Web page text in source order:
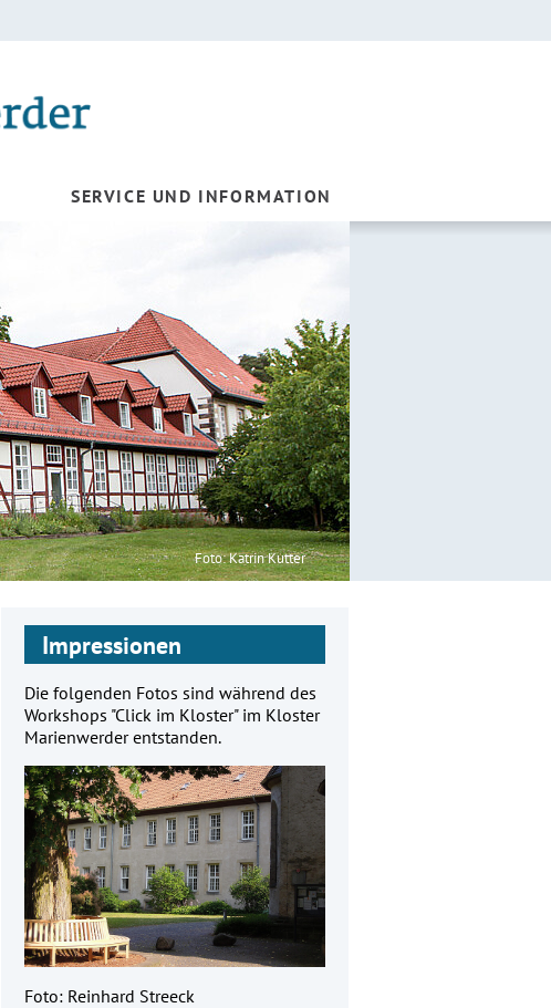
SERVICE UND INFORMATION
Foto: Katrin Kutter
Impressionen
Die folgenden Fotos sind während des
Workshops "Click im Kloster" im Kloster
Marienwerder entstanden.
Foto: Reinhard Streeck